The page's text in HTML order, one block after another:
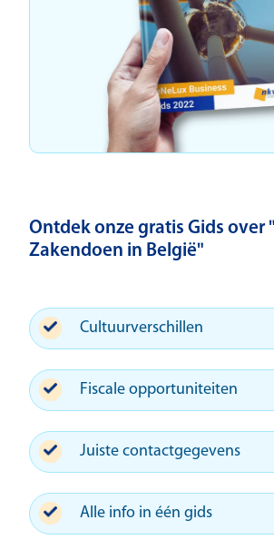
Ontdek onze gratis Gids over
Zakendoen in België"
Cultuurverschillen
Fiscale opportuniteiten
Juiste contactgegevens
Alle info in één gids